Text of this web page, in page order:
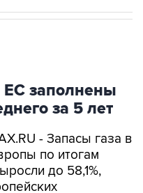
заполнены
за 5 лет
- Запасы газа в
по итогам
до 58,1%,